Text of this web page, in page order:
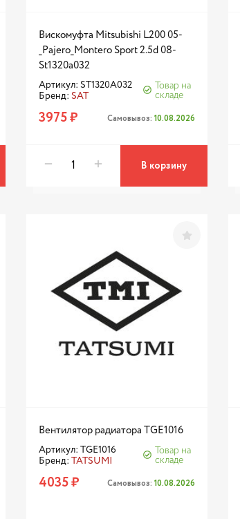
Вискомуфта Mitsubishi L200 05-
_Pajero_Montero Sport 2.5d 08-
St1320a032
Артикул: ST1320A032
Бренд: SAT
Товар на
складе
3975 ₽ Самовывоз:10.08.2026
В корзину
Вентилятор радиатора TGE1016
Артикул: TGE1016
Бренд: TATSUMI
Товар на
складе
4035 ₽ Самовывоз:10.08.2026